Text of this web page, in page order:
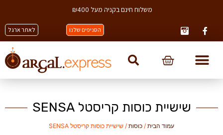
משלוח חינם בקניה מעל ₪400
הסניפים שלנו לאתר ארגל
שישיית כוסות קריסטל SENSA
עמוד הבית / כוסות / שישיית כוסות קריסטל SENSA